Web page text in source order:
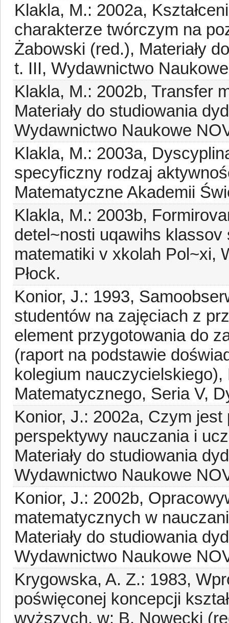
Klakla, M.: 2002a,
charakterze twórczym na
Żabowski (red.), Materiały
t. III, Wydawnictwo
Klakla, M.: 2002b, Transfer
Materiały do studiowania
Wydawnictwo Naukowe
Klakla, M.: 2003a,
specyficzny rodzaj
Matematyczne Akademii
Klakla, M.: 2003b,
detel~nosti uqawihs
matematiki v xkolah Pol~xi,
Płock.
Konior, J.: 1993,
studentów na zajęciach z
element przygotowania do
(raport na podstawie
kolegium
Matematycznego, Seria V,
Konior, J.: 2002a, Czym
perspektywy nauczania i
Materiały do studiowania
Wydawnictwo Naukowe
Konior, J.: 2002b,
matematycznych w
Materiały do studiowania
Wydawnictwo Naukowe
Krygowska, A. Z.: 1983,
poświęconej koncepcji
wyższych, w: B. Nowecki